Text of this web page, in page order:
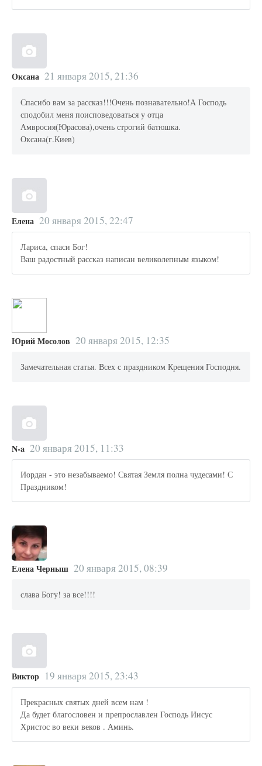
Оксана 21 января 2015, 21:36
Спасибо вам за рассказ!!!Очень познавательно!А Господь
сподобил меня поисповедоваться у отца
Амвросия(Юрасова),очень строгий батюшка.
Оксана(г.Киев)
Елена 20 января 2015, 22:47
Лариса, спаси Бог!
Ваш радостный рассказ написан великолепным языком!
Юрий Мосолов 20 января 2015, 12:35
Замечательная статья. Всех с праздником Крещения Господня.
N-a 20 января 2015, 11:33
Иордан - это незабываемо! Святая Земля полна чудесами! С
Праздником!
Елена Черныш 20 января 2015, 08:39
слава Богу! за все!!!!
Виктор 19 января 2015, 23:43
Прекрасных святых дней всем нам !
Да будет благословен и препрославлен Господь Иисус
Христос во веки веков . Аминь.